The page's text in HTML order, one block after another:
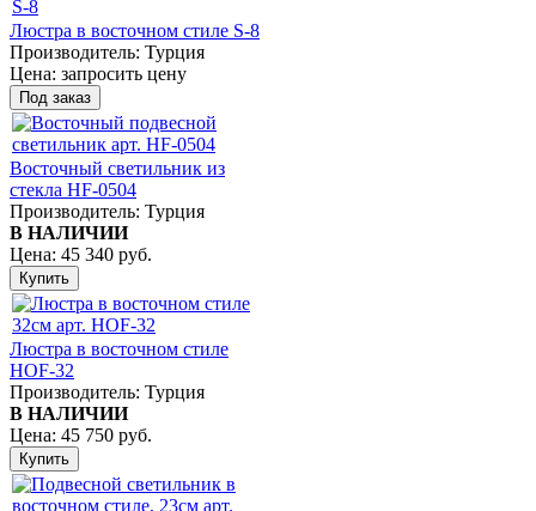
Люстра в восточном стиле S-8
Производитель: Турция
Цена: запросить цену
Восточный светильник из
стекла НF-0504
Производитель: Турция
В НАЛИЧИИ
Цена: 45 340 руб.
Люстра в восточном стиле
HОF-32
Производитель: Турция
В НАЛИЧИИ
Цена: 45 750 руб.